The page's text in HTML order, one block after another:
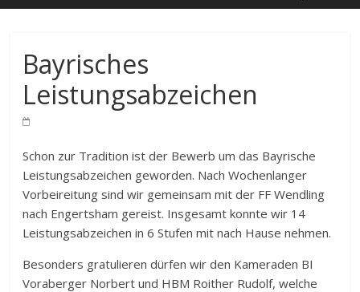
Bayrisches
Leistungsabzeichen
Schon zur Tradition ist der Bewerb um das Bayrische
Leistungsabzeichen geworden. Nach Wochenlanger
Vorbeireitung sind wir gemeinsam mit der FF Wendling
nach Engertsham gereist. Insgesamt konnte wir 14
Leistungsabzeichen in 6 Stufen mit nach Hause nehmen.
Besonders gratulieren dürfen wir den Kameraden BI
Voraberger Norbert und HBM Roither Rudolf, welche